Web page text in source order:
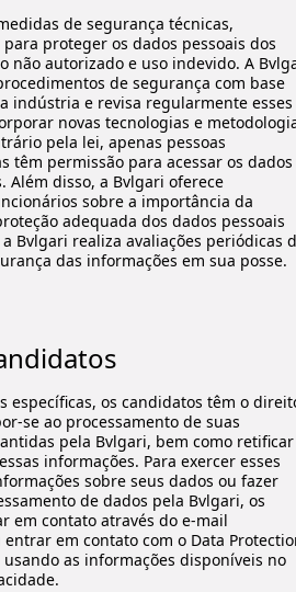
de segurança técnicas,
proteger os dados pessoais dos
não autorizado e uso indevido. A
de segurança com base
indústria e revisa regularmente esses
novas tecnologias e
pela lei, apenas pessoas
têm permissão para acessar os dados
Além disso, a Bvlgari oferece
sobre a importância da
adequada dos dados pessoais
Bvlgari realiza avaliações periódicas
das informações em sua posse.
específicas, os candidatos têm o
se ao processamento de suas
pela Bvlgari, bem como retificar
informações. Para exercer esses
sobre seus dados ou fazer
de dados pela Bvlgari, os
em contato através do e-mail
em contato com o Data
usando as informações disponíveis no